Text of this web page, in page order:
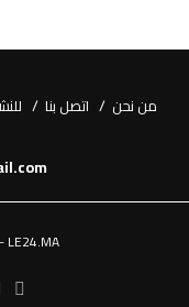
من نحن اتصل بنا
LE24.MA - جميع الحقوق محفوظة © 2024